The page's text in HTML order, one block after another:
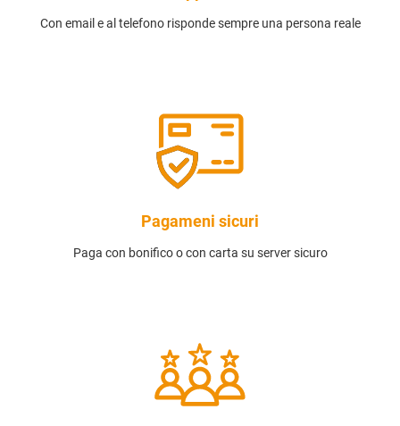
Con email e al telefono risponde sempre una persona reale
Pagameni sicuri
Paga con bonifico o con carta su server sicuro